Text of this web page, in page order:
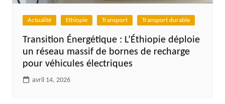
Actualité Ethiopie Transport Transport durable
Transition Énergétique : L’Éthiopie déploie
un réseau massif de bornes de recharge
pour véhicules électriques
avril 14, 2026